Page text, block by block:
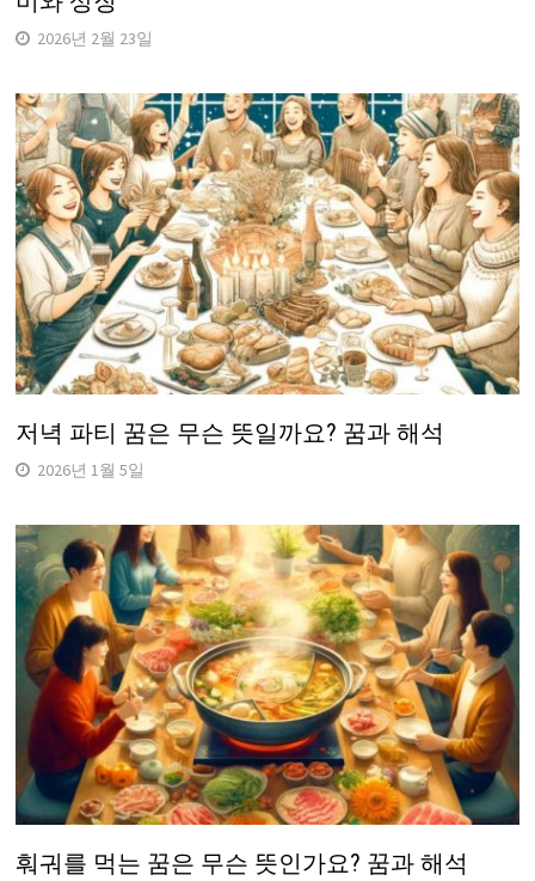
2026년 2월 23일
저녁 파티 꿈은 무슨 뜻일까요? 꿈과 해석
2026년 1월 5일
훠궈를 먹는 꿈은 무슨 뜻인가요? 꿈과 해석